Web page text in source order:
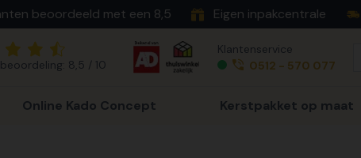
beoordeeld met een 8,5 Eigen inpakcentrale
8,5 / 10
Klantenservice
0512 - 570 077
Online Kado Concept Kerstpakket op maat